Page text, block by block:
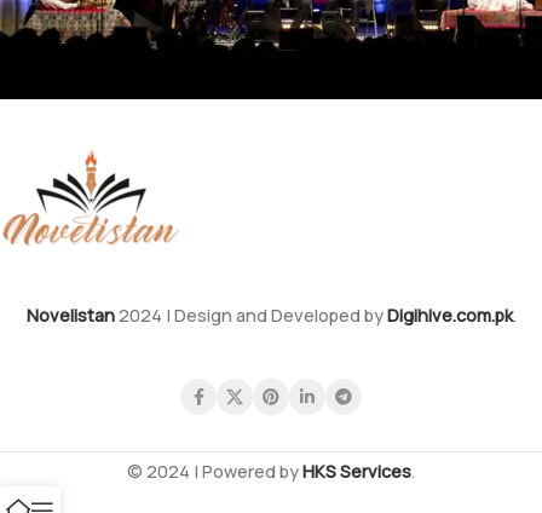
Novelistan2024 | Design and Developed byDigihive.com.pk.
© 2024 | Powered byHKS Services.